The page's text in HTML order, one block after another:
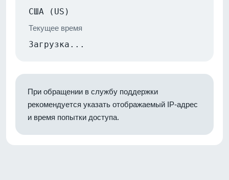
США (US)
Текущее время
Загрузка...
При обращении в службу поддержки
рекомендуется указать отображаемый IP-адрес
и время попытки доступа.